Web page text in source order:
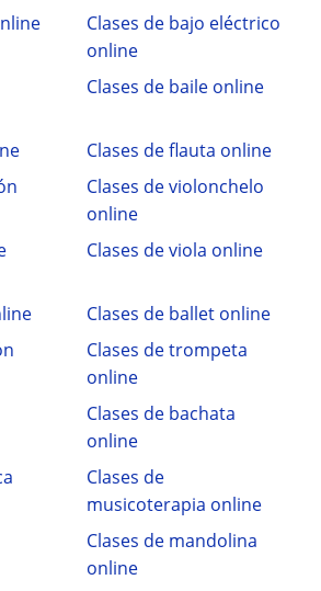
Clases de bajo eléctrico
online
Clases de baile online
Clases de flauta online
Clases de violonchelo
online
Clases de viola online
Clases de ballet online
Clases de trompeta
online
Clases de bachata
online
Clases de
musicoterapia online
Clases de mandolina
online